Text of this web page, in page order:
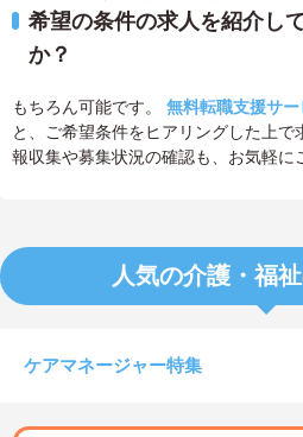
希望の条件の求人を紹介し
か？
もちろん可能です。 無料転職支援サー
と、ご希望条件をヒアリングした上
報収集や募集状況の確認も、お気軽に
人気の介護・福
ケアマネージャー特集